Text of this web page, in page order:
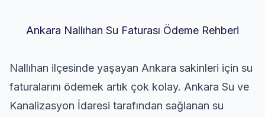
Ankara Nallıhan Su Faturası Ödeme Rehberi
Nallıhan ilçesinde yaşayan Ankara sakinleri için su
faturalarını ödemek artık çok kolay. Ankara Su ve
Kanalizasyon İdaresi tarafından sağlanan su